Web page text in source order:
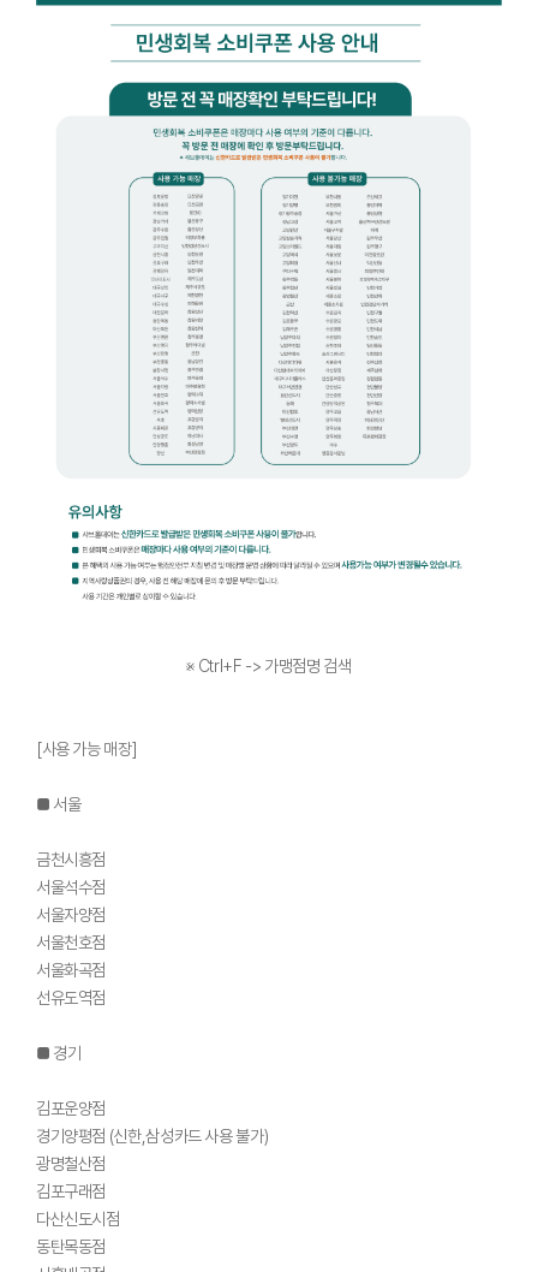
※ Ctrl+F -> 가맹점명 검색
[사용 가능 매장]
■ 서울
금천시흥점
서울석수점
서울자양점
서울천호점
서울화곡점
선유도역점
■ 경기
김포운양점
경기양평점 (신한,삼성카드 사용 불가)
광명철산점
김포구래점
다산신도시점
동탄목동점